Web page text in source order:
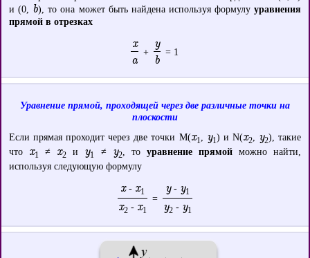
и (0, b), то она может быть найдена используя формулууравнения
прямой в отрезках
x
+
y
= 1
a b
Уравнение прямой, проходящей через две различные точки на
плоскости
Если прямая проходит через две точки M(x1 y1) и N(x2, y2), такие
что x1 ≠ x2 и y1 ≠ y2, то уравнение прямойможно найти,
используя следующую формулу
x- x1
=
y- y1
x2 - x1 y2 - y1